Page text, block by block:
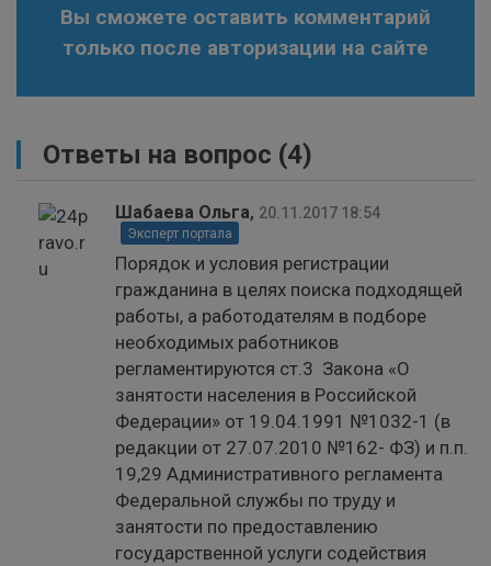
Вы сможете оставить комментарий
только после авторизации на сайте
Ответы на вопрос (4)
Шабаева Ольга, 20.11.2017 18:54
Эксперт портала
Порядок и условия регистрации
гражданина в целях поиска подходящей
работы, а работодателям в подборе
необходимых работников
регламентируются ст.3 Закона «О
занятости населения в Российской
Федерации» от 19.04.1991 №1032-1 (в
редакции от 27.07.2010 №162- ФЗ) и п.п.
19,29 Административного регламента
Федеральной службы по труду и
занятости по предоставлению
государственной услуги содействия